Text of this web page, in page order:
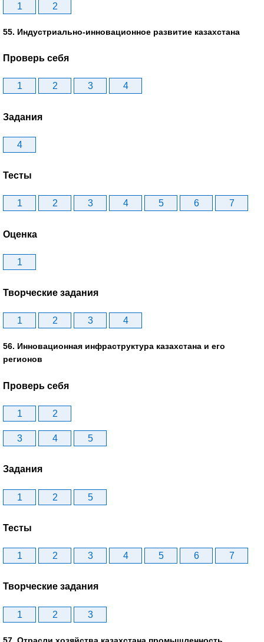
1 2
55. Индустриально-инновационное развитие казахстана
Проверь себя
1 2 3 4
Задания
4
Тесты
1 2 3 4 5 6 7
Оценка
1
Творческие задания
1 2 3 4
56. Инновационная инфраструктура казахстана и его
регионов
Проверь себя
1 2
3 4 5
Задания
1 2 5
Тесты
1 2 3 4 5 6 7
Творческие задания
1 2 3
57. Отрасли хозяйства казахстана.промышленность